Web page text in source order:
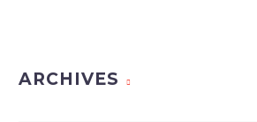
ARCHIVES